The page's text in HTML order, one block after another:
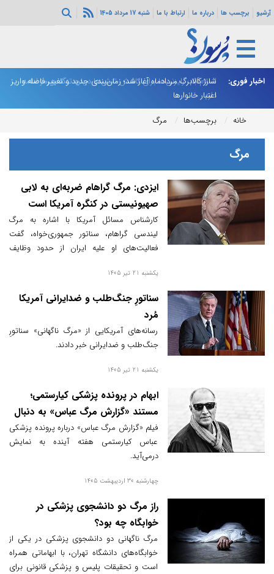
آرشیو برچسب ها درباره ما ارتباط با ما شنبه 17 مرداد 1405
اخبار فوری:
اسلام‌آباد: رایزنی‌ها برای کاهش تنش‌ها درباره تنگه هرمز ادامه
دارد
شارژ کالابرگ مردادماه آغاز شد؛ زمان‌بندی جدید و تغییر فاصله واریز
اعتبار خانوارها
خانه
برچسب‌ها مرگ
مرگ
ایزدی: مرگ گراهام ضربه‌ای به لابی
صهیونیستی در کنگره آمریکا است
کارشناس مسائل آمریکا با اشاره به مرگ
لیندسی گراهام، سناتور جمهوری‌خواه، گفت
فعالیت‌های او علیه ایران از حدود وظایف
صهیونیستی یکی از مهم‌ترین چهره‌های خود در
کنگره را از دست داده است.
یکشنبه 21 تیر 1405
سناتورِ جنگ‌طلب و ضدایرانی آمریکا
مُرد
رسانه‌های آمریکایی از «مرگ ناگهانی» سناتورِ
جنگ‌طلب و ضدایرانی خبر دادند.
یکشنبه 21 تیر 1405
ابهام در پرونده پزشکی کیارستمی؛
مستند «گزارش مرگ عباس» به دنبال
پاسخ
فیلم «گزارش مرگ عباس» درباره پرونده پزشکی
عباس کیارستمی هفته آینده به نمایش
درمی‌آید.
چهارشنبه 30 اردیبهشت 1405
راز مرگ دو دانشجوی پزشکی در
خوابگاه چه بود؟
مرگ ناگهانی دو دانشجوی پزشکی در یکی از
خوابگاه‌های دانشگاه تهران، با ابهاماتی همراه
است و تحقیقات پلیس و پزشکی قانونی برای